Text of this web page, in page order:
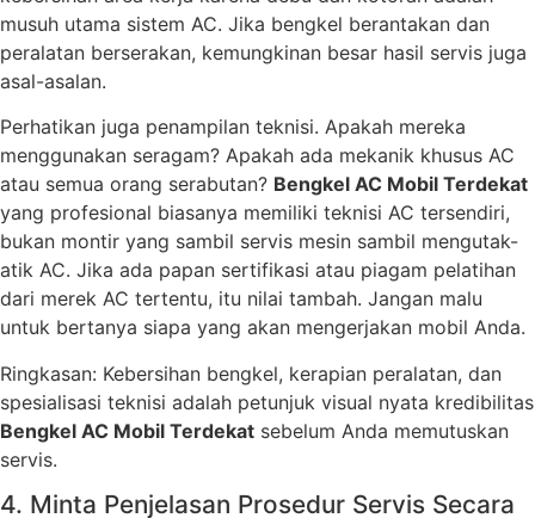
musuh utama sistem AC. Jika bengkel berantakan dan
peralatan berserakan, kemungkinan besar hasil servis juga
asal-asalan.
Perhatikan juga penampilan teknisi. Apakah mereka
menggunakan seragam? Apakah ada mekanik khusus AC
atau semua orang serabutan? Bengkel AC Mobil Terdekat
yang profesional biasanya memiliki teknisi AC tersendiri,
bukan montir yang sambil servis mesin sambil mengutak-
atik AC. Jika ada papan sertifikasi atau piagam pelatihan
dari merek AC tertentu, itu nilai tambah. Jangan malu
untuk bertanya siapa yang akan mengerjakan mobil Anda.
Ringkasan: Kebersihan bengkel, kerapian peralatan, dan
spesialisasi teknisi adalah petunjuk visual nyata kredibilitas
Bengkel AC Mobil Terdekat sebelum Anda memutuskan
servis.
4. Minta Penjelasan Prosedur Servis Secara